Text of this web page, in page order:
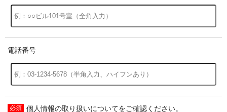
電話番号
個人情報の取り扱いについてをご確認ください。